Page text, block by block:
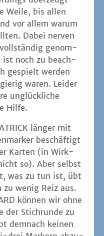
Kar­ten (in Wirk­
so). Aber selbst
was zu tun ist, übt
wenig Reiz aus.
kön­nen wir ohne
der Stich­run­de zu
dem­nach kei­nen
drei Mar­kern abzu­
wir uns doch immer
geär­
feh­len. Da ich in
und spä­ter wie­
ich pro­blem­los erst
spä­ter an Mar­kern
alle zu gie­rig,
weni­ger Minus­
Dadurch sind
die schon